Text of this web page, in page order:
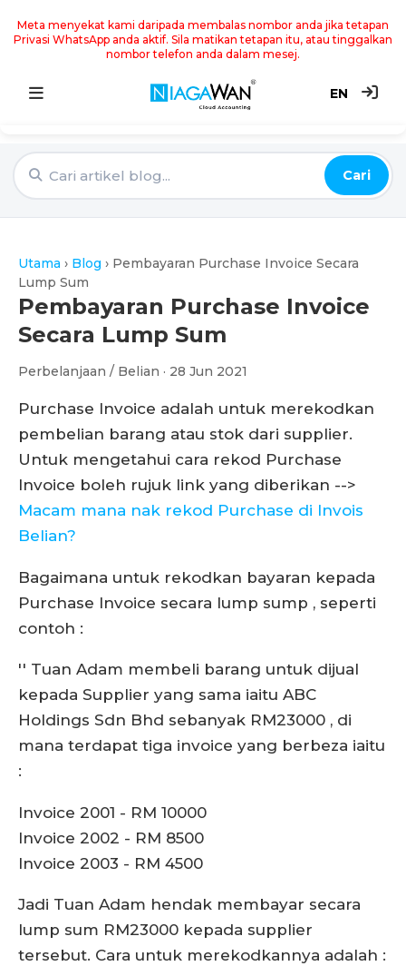
Meta menyekat kami daripada membalas nombor anda jika tetapan
Privasi WhatsApp anda aktif. Sila matikan tetapan itu, atau tinggalkan
nombor telefon anda dalam mesej.
EN
e-Invoice
Harga
Blog
Cari
Utama › Blog › Pembayaran Purchase Invoice Secara
Lump Sum
Pembayaran Purchase Invoice
Secara Lump Sum
Perbelanjaan / Belian · 28 Jun 2021
Purchase Invoice adalah untuk merekodkan
pembelian barang atau stok dari supplier.
Untuk mengetahui cara rekod Purchase
Invoice boleh rujuk link yang diberikan -->
Macam mana nak rekod Purchase di Invois
Belian?
Bagaimana untuk rekodkan bayaran kepada
Purchase Invoice secara lump sump , seperti
contoh :
'' Tuan Adam membeli barang untuk dijual
kepada Supplier yang sama iaitu ABC
Holdings Sdn Bhd sebanyak RM23000 , di
mana terdapat tiga invoice yang berbeza iaitu
:
Invoice 2001 - RM 10000
Invoice 2002 - RM 8500
Invoice 2003 - RM 4500
Jadi Tuan Adam hendak membayar secara
lump sum RM23000 kepada supplier
tersebut. Cara untuk merekodkannya adalah :